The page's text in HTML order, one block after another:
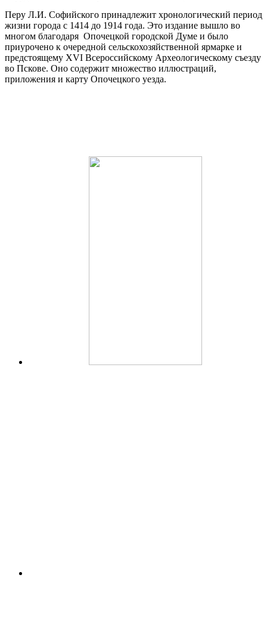
Перу Л.И. Софийского принадлежит хронологический период
жизни города с 1414 до 1914 года. Это издание вышло во
многом благодаря Опочецкой городской Думе и было
приурочено к очередной сельскохозяйственной ярмарке и
предстоящему XVI Всероссийскому Археологическому съезду
во Пскове. Оно содержит множество иллюстраций,
приложения и карту Опочецкого уезда.